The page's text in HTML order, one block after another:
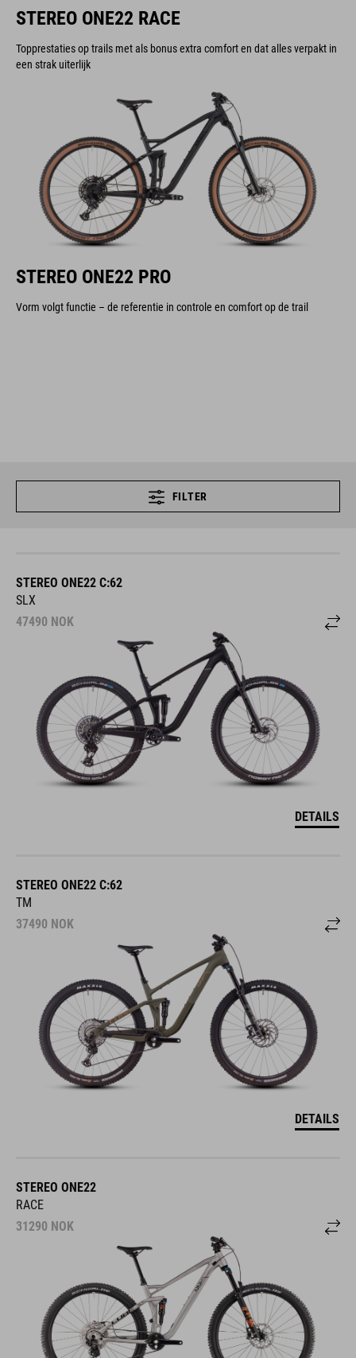
STEREO ONE22 RACE
Topprestaties op trails met als bonus extra comfort en dat alles verpakt in
een strak uiterlijk
STEREO ONE22 PRO
Vorm volgt functie – de referentie in controle en comfort op de trail
FILTER
STEREO ONE22 C:62
SLX
47490 NOK
DETAILS
STEREO ONE22 C:62
TM
37490 NOK
DETAILS
STEREO ONE22
RACE
31290 NOK